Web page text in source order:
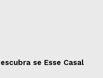
se Esse Casal